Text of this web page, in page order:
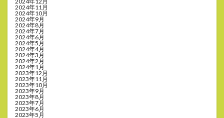
2024年11月
2024年10月
2024年9月
2024年8月
2024年7月
2024年6月
2024年5月
2024年4月
2024年3月
2024年2月
2024年1月
2023年12月
2023年11月
2023年10月
2023年9月
2023年8月
2023年7月
2023年6月
2023年5月